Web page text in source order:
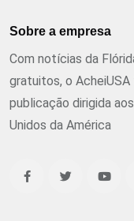
Sobre a empresa
Com notícias da
gratuitos, o
publicação dirigida
Unidos da América